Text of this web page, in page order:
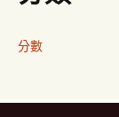
分數